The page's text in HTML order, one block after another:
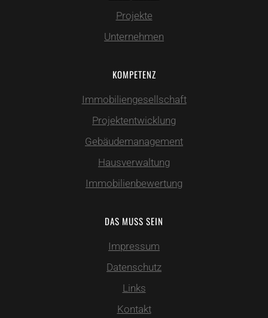
Projekte
Unternehmen
KOMPETENZ
Immobiliengesellschaft
Projektentwicklung
Gebäudemanagement
Hausverwaltung
Immobilienbewertung
DAS MUSS SEIN
Impressum
Datenschutz
Links
Kontakt